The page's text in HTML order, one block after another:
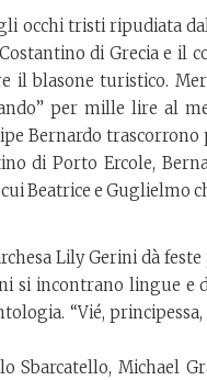
occhi tristi ripudiata
di Grecia e il
il blasone turistico.
per mille lire al
Bernardo
di Porto Ercole,
Beatrice e Guglielmo
Lily Gerini dà
si incontrano lingue
“Vié,
Sbarcatello, Michael